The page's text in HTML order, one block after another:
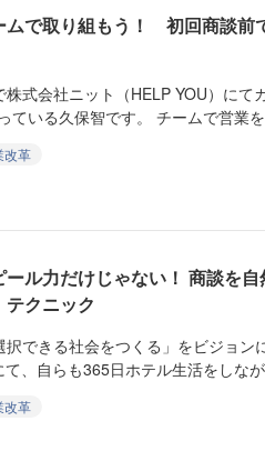
ムで取り組もう！ 初回商談前
式会社ニット（HELP YOU）にて
ている久保智です。 チームで営業
改革
ル力だけじゃない！ 商談を
テクニック
択できる社会をつくる」をビジョン
て、自らも365日ホテル生活をしな
改革